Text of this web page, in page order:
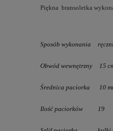
Piękna bransoletka
Sposób wykonania
Obwód wewnętrzny 15
Średnica paciorka 10
Ilość paciorków 19